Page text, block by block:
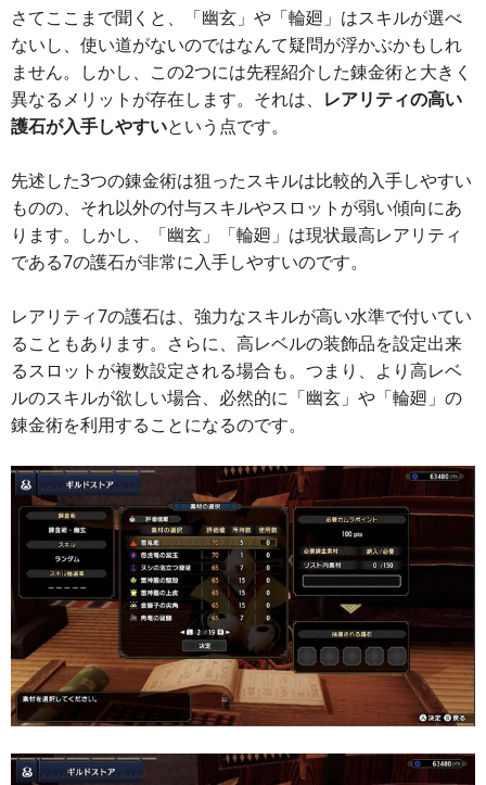
さてここまで聞くと、「幽玄」や「輪廻」はスキルが選べ
ないし、使い道がないのではなんて疑問が浮かぶかもしれ
ません。しかし、この2つには先程紹介した錬金術と大きく
異なるメリットが存在します。それは、 レアリティの高い
護石が入手しやすいという点です。
先述した3つの錬金術は狙ったスキルは比較的入手しやすい
ものの、それ以外の付与スキルやスロットが弱い傾向にあ
ります。しかし、「幽玄」「輪廻」は現状最高レアリティ
である7の護石が非常に入手しやすいのです。
レアリティ7の護石は、強力なスキルが高い水準で付いてい
ることもあります。さらに、高レベルの装飾品を設定出来
るスロットが複数設定される場合も。つまり、より高レベ
ルのスキルが欲しい場合、必然的に「幽玄」や「輪廻」の
錬金術を利用することになるのです。